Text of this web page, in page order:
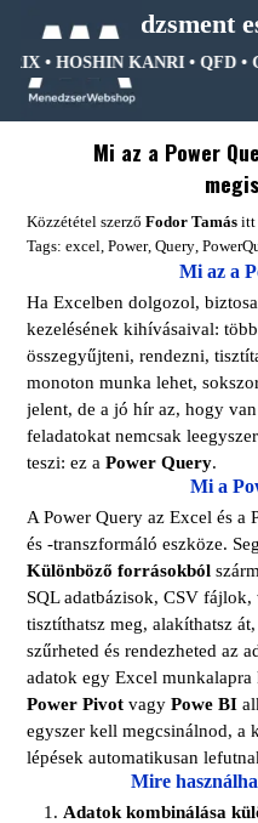
Menedzsment
• HOSHIN KANRI • QFD •
Ugrás a menüre
Mi az a Power
Közzététel szerző Fodor Tamás itt
Tags: excel, Power, Query,
Mi az a
Ha Excelben dolgozol,
kezelésének kihívásaival:
összegyűjteni, rendezni,
monoton munka lehet,
jelent, de a jó hír az, hogy
feladatokat nemcsak
teszi: ez a Power Query.
Mi a
A Power Query az Excel és a
és -transzformáló eszköze.
Különböző forrásokból
SQL adatbázisok, CSV
tisztíthatsz meg, alakíthatsz
szűrheted és rendezheted az
adatok egy Excel
Power Pivot vagy Powe BI
egyszer kell megcsinálnod, a
lépések automatikusan
Mire
Adatok kombinálása